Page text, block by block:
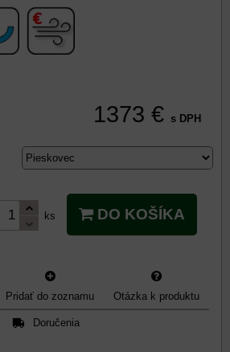
1373 € s DPH
ks DO KOŠÍKA
Pridať do zoznamu Otázka k produktu
Doručenia